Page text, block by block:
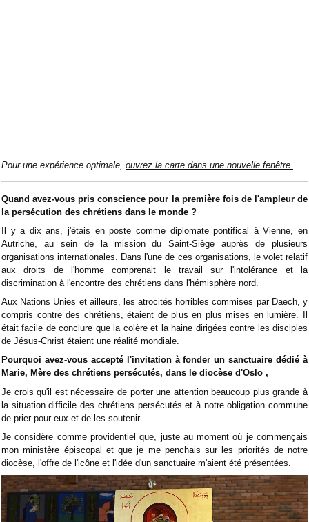
Pour une expérience optimale, ouvrez la carte dans une nouvelle fenêtre
Quand avez-vous pris conscience pour la première fois de l'ampleur de
la persécution des chrétiens dans le monde ?
Il y a dix ans, j'étais en poste comme diplomate pontifical à Vienne, en
Autriche, au sein de la mission du Saint-Siège auprès de plusieurs
organisations internationales. Dans l'une de ces organisations, le volet relatif
aux droits de l'homme comprenait le travail sur l'intolérance et la
discrimination à l'encontre des chrétiens dans l'hémisphère nord.
Aux Nations Unies et ailleurs, les atrocités horribles commises par Daech, y
compris contre des chrétiens, étaient de plus en plus mises en lumière. Il
était facile de conclure que la colère et la haine dirigées contre les disciples
de Jésus-Christ étaient une réalité mondiale.
Pourquoi avez-vous accepté l'invitation à fonder un sanctuaire dédié à
Marie, Mère des chrétiens persécutés, dans le diocèse d'Oslo ,
Je crois qu'il est nécessaire de porter une attention beaucoup plus grande à
la situation difficile des chrétiens persécutés et à notre obligation commune
de prier pour eux et de les soutenir.
Je considère comme providentiel que, juste au moment où je commençais
mon ministère épiscopal et que je me penchais sur les priorités de notre
diocèse, l'offre de l'icône et l'idée d'un sanctuaire m'aient été présentées.